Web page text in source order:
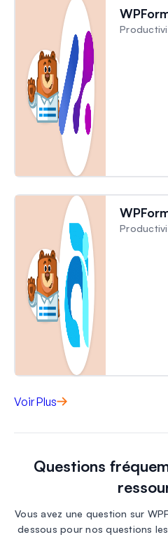
Voir Plus
Questions
Vous avez une question sur
dessous pour nos questions